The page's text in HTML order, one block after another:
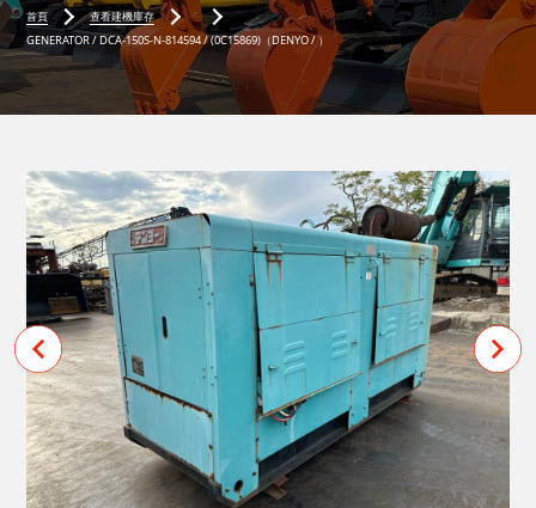
首頁
查看建機庫存
GENERATOR / DCA-150S-N-814594 / (0C15869)（DENYO / ）